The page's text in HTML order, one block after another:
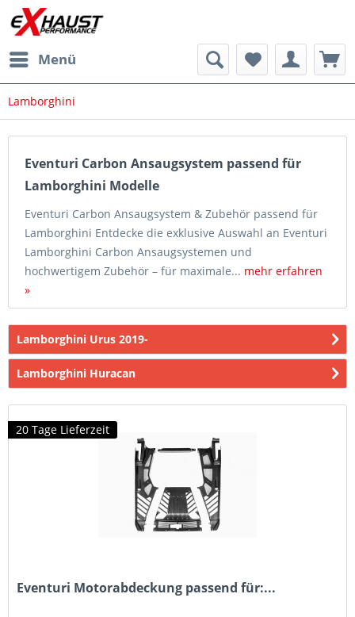
Menü
Lamborghini
Eventuri Carbon Ansaugsystem passend für
Lamborghini Modelle
Eventuri Carbon Ansaugsystem & Zubehör passend für
Lamborghini Entdecke die exklusive Auswahl an Eventuri
Lamborghini Carbon Ansaugsystemen und
hochwertigem Zubehör – für maximale... mehr erfahren
»
Lamborghini Urus 2019-
Lamborghini Huracan
20 Tage Lieferzeit
Eventuri Motorabdeckung passend für:...